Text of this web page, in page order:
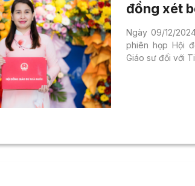
đồng xét
Phó giáo
Ngày 09/12/
phiên họp Hội
Giáo sư đối với